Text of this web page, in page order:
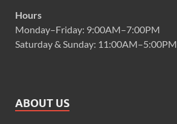
Hours
Monday–Friday: 9:00AM–7:00PM
Saturday & Sunday: 11:00AM–5:00PM
ABOUT US